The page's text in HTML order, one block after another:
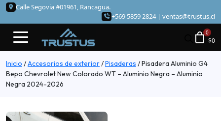
Calle Segovia #01961, Rancagua.
+569 5859 2824 | ventas@trustus.cl
$0
Inicio /Accesorios de exterior/Pisaderas /Pisadera Aluminio G4
Bepo Chevrolet New Colorado WT – Aluminio Negra – Aluminio
Negra 2024-2026